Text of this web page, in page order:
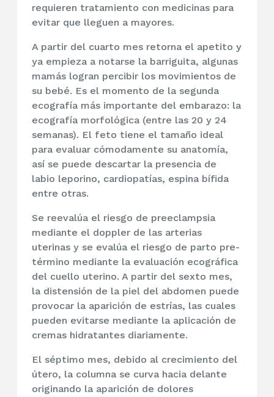
requieren tratamiento con medicinas para
evitar que lleguen a mayores.
A partir del cuarto mes retorna el apetito y
ya empieza a notarse la barriguita, algunas
mamás logran percibir los movimientos de
su bebé. Es el momento de la segunda
ecografía más importante del embarazo: la
ecografía morfológica (entre las 20 y 24
semanas). El feto tiene el tamaño ideal
para evaluar cómodamente su anatomía,
así se puede descartar la presencia de
labio leporino, cardiopatías, espina bífida
entre otras.
Se reevalúa el riesgo de preeclampsia
mediante el doppler de las arterias
uterinas y se evalúa el riesgo de parto pre-
término mediante la evaluación ecográfica
del cuello uterino. A partir del sexto mes,
la distensión de la piel del abdomen puede
provocar la aparición de estrías, las cuales
pueden evitarse mediante la aplicación de
cremas hidratantes diariamente.
El séptimo mes, debido al crecimiento del
útero, la columna se curva hacia delante
originando la aparición de dolores